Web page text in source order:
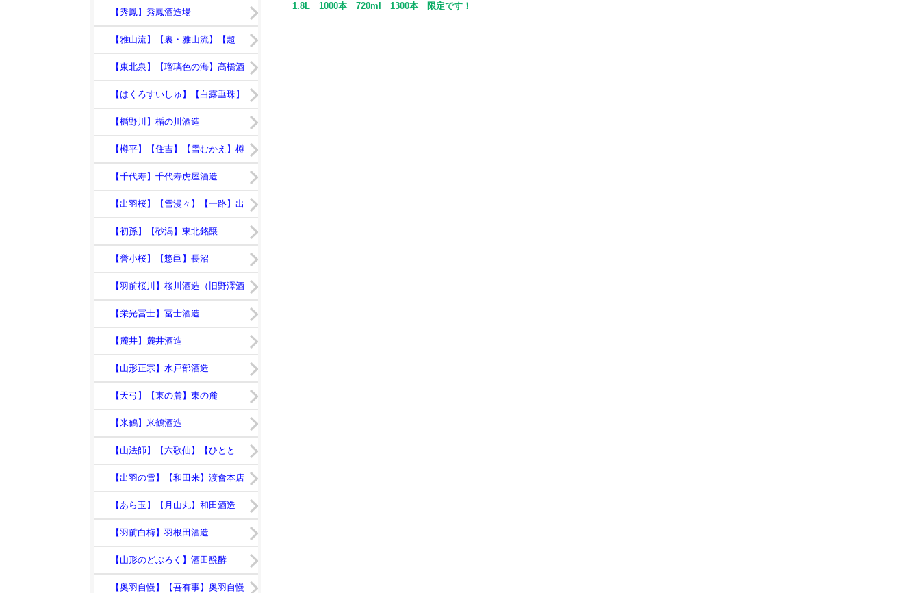
1.8L 1000本 720ml 1300本 限定です！
【秀鳳】秀鳳酒造場
【雅山流】【裏・雅山流】【超
裏・雅山流】新藤酒造店
【東北泉】【瑠璃色の海】高橋酒
造店【はくろすいしゅ】【白露垂珠】
【竹の露】竹の露
【楯野川】楯の川酒造
【樽平】【住吉】【雪むかえ】樽
平酒造
【千代寿】千代寿虎屋酒造
【出羽桜】【雪漫々】【一路】出
羽桜酒造
【初孫】【砂潟】東北銘醸
【誉小桜】【惣邑】長沼
【羽前桜川】桜川酒造（旧野澤酒
造店）
【栄光冨士】冨士酒造
【麓井】麓井酒造
【山形正宗】水戸部酒造
【天弓】【東の麓】東の麓
【米鶴】米鶴酒造
【山法師】【六歌仙】【ひとと
き】【出羽の雪】【和田来】渡會本店
【あら玉】【月山丸】和田酒造
【羽前白梅】羽根田酒造
【山形のどぶろく】酒田醗酵
【奥羽自慢】【吾有事】奥羽自慢